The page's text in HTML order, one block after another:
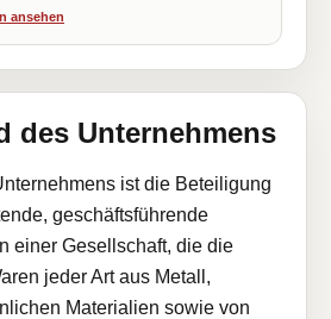
ansehen
des Unternehmens
ist die Beteiligung
geschäftsführende
einer Gesellschaft, die die
jeder Art aus Metall,
Materialien sowie von